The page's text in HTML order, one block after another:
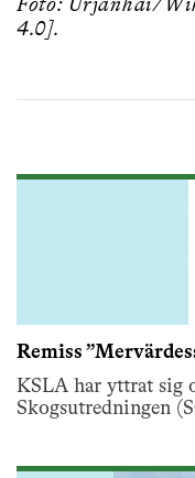
Foto: Urjanhai/
4.0].
Remiss
KSLA har yttrat sig
Skogsutredningen